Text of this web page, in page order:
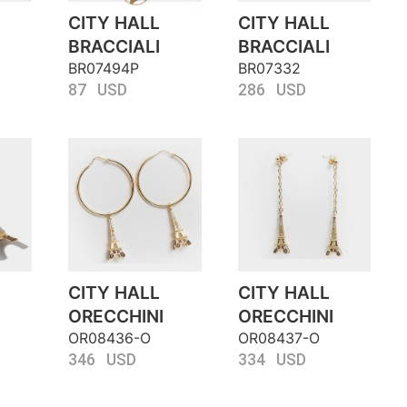
CITY HALL
BRACCIALI
BR07494P
87 USD
CITY HALL
BRACCIALI
BR07332
286 USD
CITY HALL
ORECCHINI
OR08436-O
346 USD
CITY HALL
ORECCHINI
OR08437-O
334 USD